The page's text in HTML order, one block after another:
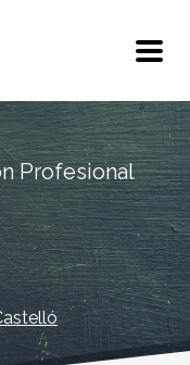
Profesional